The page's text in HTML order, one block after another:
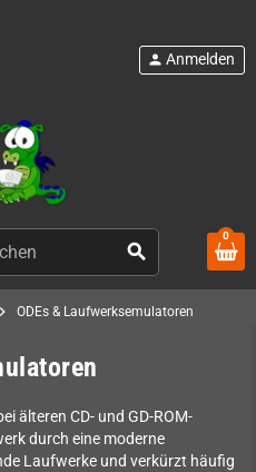
search
person Anmelden
0
chevron_right ODEs & Laufwerksemulatoren
älteren CD- und GD-ROM-
durch eine moderne
Laufwerke und verkürzt häufig